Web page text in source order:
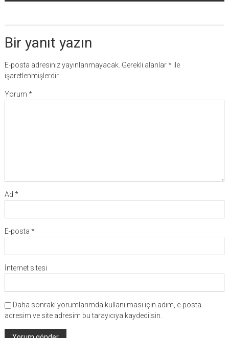
Bir yanıt yazın
E-posta adresiniz yayınlanmayacak. Gerekli alanlar*ile
işaretlenmişlerdir
Yorum *
Ad *
E-posta *
İnternet sitesi
Daha sonraki yorumlarımda kullanılması için adım, e-posta
adresim ve site adresim bu tarayıcıya kaydedilsin.